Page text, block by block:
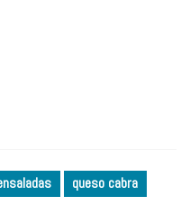
queso cabra